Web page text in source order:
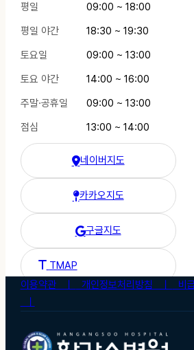
평일
09:00 ~ 18:00
평일 야간
18:30 ~ 19:30
토요일
09:00 ~ 13:00
토요 야간
14:00 ~ 16:00
주말·공휴일
09:00 ~ 13:00
점심
13:00 ~ 14:00
네이버지도
한강수병원 네이버 지도
카카오지도
한강수병원 카카오 지도
구글지도
한강수병원 구글 지도
TMAP한강수병원 티맵 길찾기
이용약관 ㅣ 개인정보처리방침 ㅣ 비
ㅣ